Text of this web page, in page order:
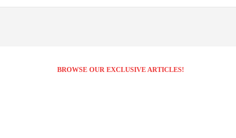
BROWSE OUR EXCLUSIVE ARTICLES!